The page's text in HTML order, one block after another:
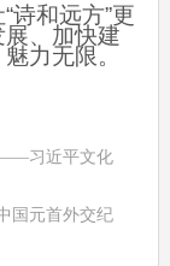
诗和远方”更
、加快建
力无限。
——习近平文化
国元首外交纪